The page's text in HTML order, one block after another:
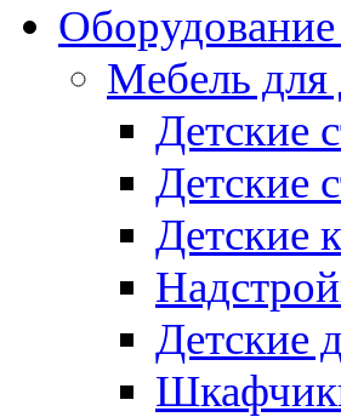
Оборудование
Мебель для
Детские
Детские
Детские
Детские